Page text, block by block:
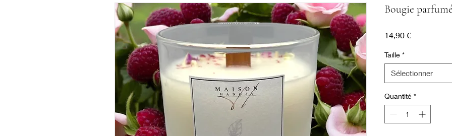
Bougie
14,90 €Prix
Taille *
Sélectionner
Quantité *